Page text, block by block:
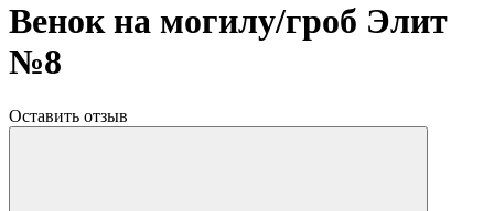
Венок на могилу/гроб Элит
№8
Оставить отзыв